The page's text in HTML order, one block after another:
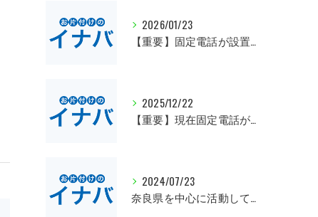
2026/01/23
【重要】固定電話が設置出来ました。
2025/12/22
【重要】現在固定電話が繋がらなくなっています。
2024/07/23
奈良県を中心に活動しています。遺品整理、一軒丸ごとの片付け、オフィスや倉庫の処分等、大量にある場合は近県でも回収にお伺いいたします。先ずは無料見積もりをお願いします。